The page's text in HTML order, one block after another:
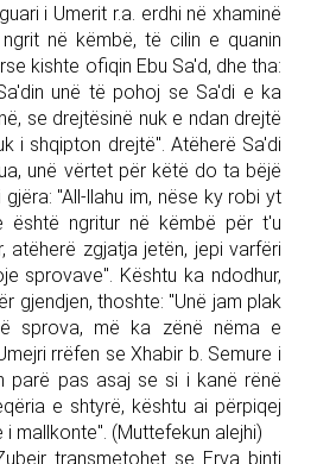
i Umerit r.a. erdhi në xhaminë
në këmbë, të cilin e quanin
kishte ofiqin Ebu Sa'd, dhe tha:
unë të pohoj se Sa'di e ka
se drejtësinë nuk e ndan drejtë
i shqipton drejtë". Atëherë Sa'di
unë vërtet për këtë do ta bëjë
"All-llahu im, nëse ky robi yt
është ngritur në këmbë për t'u
atëherë zgjatja jetën, jepi varfëri
sprovave". Kështu ka ndodhur,
gjendjen, thoshte: "Unë jam plak
sprova, më ka zënë nëma e
rrëfen se Xhabir b. Semure i
parë pas asaj se si i kanë rënë
e shtyrë, kështu ai përpiqej
mallkonte". (Muttefekun alejhi)
trans­me­tohet se Erva binti